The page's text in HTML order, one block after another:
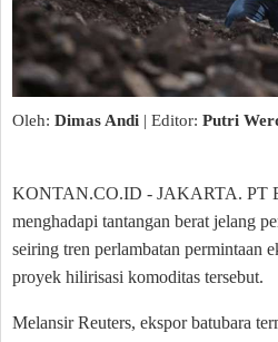
Oleh: Dimas Andi | Editor: Putri
KONTAN.CO.ID - JAKARTA. PT
menghadapi tantangan berat jelang
seiring tren perlambatan permintaan
proyek hilirisasi komoditas tersebut.
Melansir Reuters, ekspor batubara